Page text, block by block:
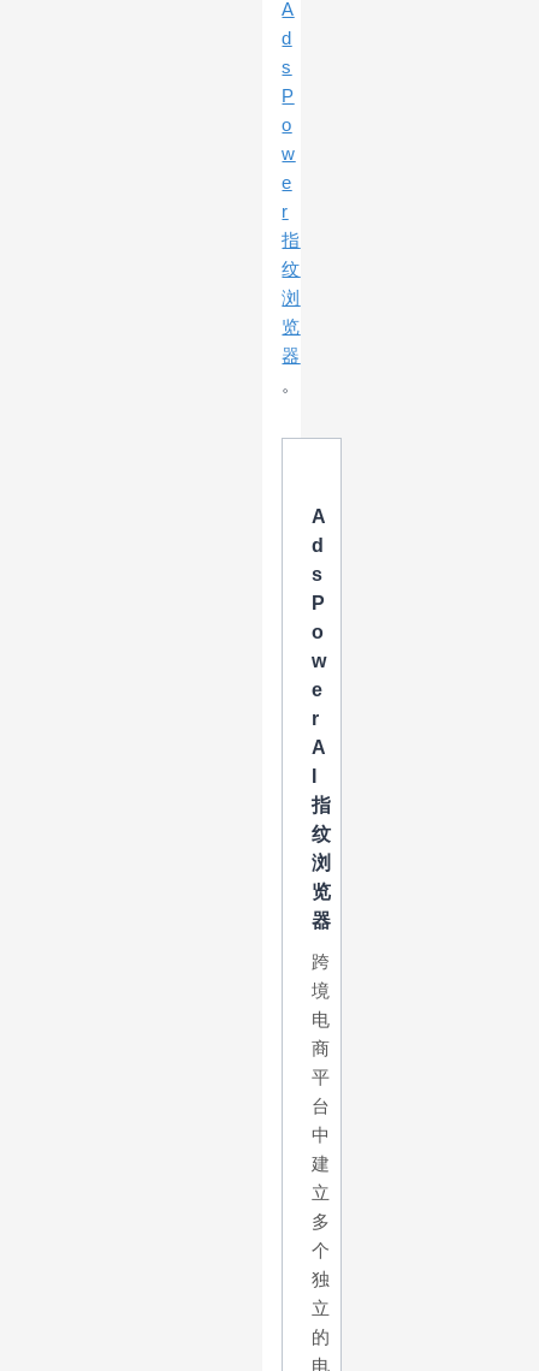
A
d
s
P
o
w
e
r
指
纹
浏
览
器
。
A
d
s
P
o
w
e
r
A
指
纹
浏
览
器
跨
境
电
商
平
台
中
建
立
多
个
独
立
的
电